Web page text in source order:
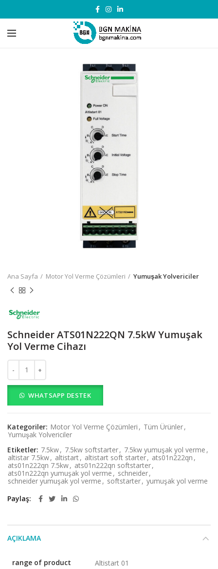
Ana Sayfa Motor Yol Verme Çözümleri Yumuşak Yolvericiler
Schneider ATS01N222QN 7.5kW Yumuşak
Yol Verme Cihazı
Schneider ATS01N222QN 7.5kW Yumuşak Yol Verme Cihazı adet
WHATSAPP DESTEK
Kategoriler: Motor Yol Verme Çözümleri , Tüm Ürünler,
Yumuşak Yolvericiler
Etiketler: 7.5kw, 7.5kw softstarter, 7.5kw yumuşak yol verme ,
altistar 7.5kw, altistart, altistart soft starter, ats01n222qn ,
ats01n222qn 7.5kw, ats01n222qn softstarter,
ats01n222qn yumuşak yol verme , schneider,
schneider yumuşak yol verme , softstarter, yumuşak yol verme
Paylaş
AÇIKLAMA
range of product Altistart 01